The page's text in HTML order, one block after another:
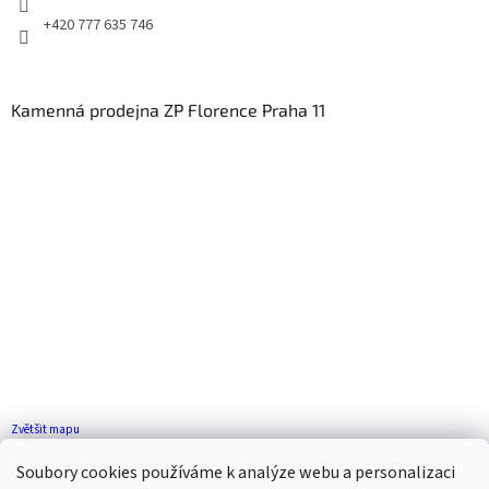
Soubory cookies používáme k analýze webu a personalizaci
+420 777 635 746
Kamenná prodejna ZP Florence Praha 11
Zvětšit mapu